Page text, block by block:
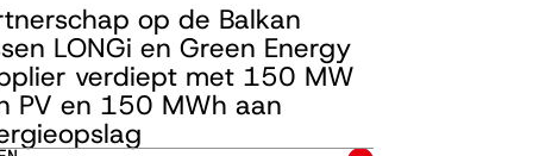
op de Balkan
LONGi en Green Energy
verdiept met 150 MW
PV en 150 MWh aan